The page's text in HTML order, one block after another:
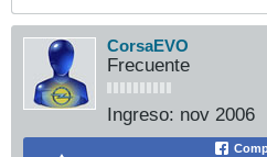
CorsaEVO
Frecuente
Ingreso: nov 2006